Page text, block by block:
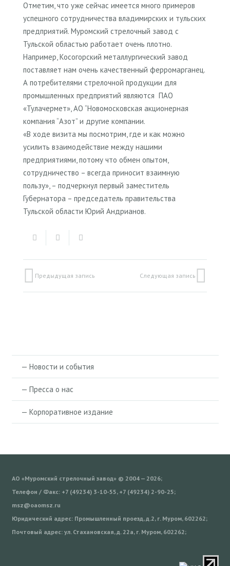
Отметим, что уже сейчас имеется много примеров
успешного сотрудничества владимирских и тульских
предприятий. Муромский стрелочный завод с
Тульской областью работает очень плотно.
Например, Косогорский металлургический завод
поставляет нам очень качественный ферромарганец.
А потребителями стрелочной продукции для
промышленных предприятий являются ПАО
«Тулачермет», АО “Новомосковская акционерная
компания “Азот” и другие компании.
«В ходе визита мы посмотрим, где и как можно
усилить взаимодействие между нашими
предприятиями, потому что обмен опытом,
сотрудничество – всегда приносит взаимную
пользу», – подчеркнул первый заместитель
Губернатора – председатель правительства
Тульской области Юрий Андрианов.
Предыдущая запись Следующая запись
— Новости и события
— Пресса о нас
— Корпоративное издание
АО «Муромский стрелочный завод» © 2004 — 2026;
Телефон / Факс: +7 (49234) 3-10-55, +7 (49234) 2-90-25;
msz@oaomsz.ru
Юридический адрес: Промышленный проезд, д.2, г. Муром, 602262;
Почтовый адрес: ул. Стахановская, д. 22а, г. Муром, 602262;